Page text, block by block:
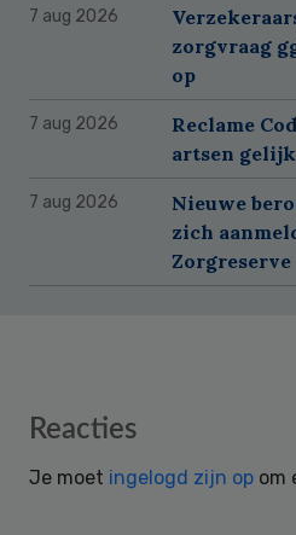
7 aug 2026
zorgvraag
op
7 aug 2026
Reclame
artsen
7 aug 2026
Nieuwe
zich
Zorgreserve
Reader
Reacties
Je moet ingelogd zijn op om